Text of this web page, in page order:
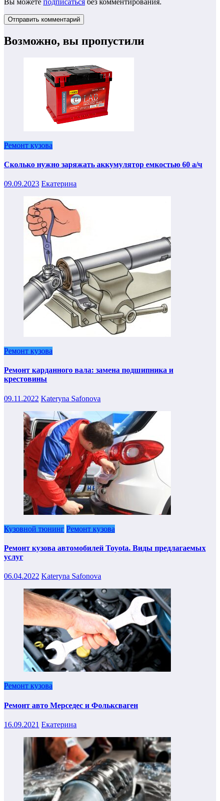
Возможно, вы пропустили
Ремонт кузова
Сколько нужно заряжать аккумулятор емкостью 60 а/ч
09.09.2023 Екатерина
Ремонт кузова
Ремонт карданного вала: замена подшипника и
крестовины
09.11.2022 Kateryna Safonova
Кузовной тюнинг Ремонт кузова
Ремонт кузова автомобилей Toyota. Виды предлагаемых
услуг
06.04.2022 Kateryna Safonova
Ремонт кузова
Ремонт авто Мерседес и Фольксваген
16.09.2021 Екатерина